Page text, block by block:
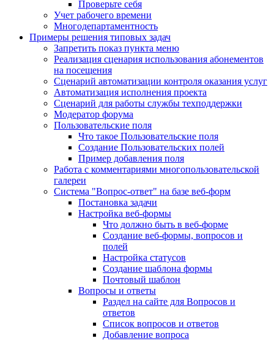
Проверьте себя
Учет рабочего времени
Многодепартаментность
Примеры решения типовых задач
Запретить показ пункта меню
Реализация сценария использования абонементов
на посещения
Сценарий автоматизации контроля оказания услуг
Автоматизация исполнения проекта
Сценарий для работы службы техподдержки
Модератор форума
Пользовательские поля
Что такое Пользовательские поля
Создание Пользовательских полей
Пример добавления поля
Работа с комментариями многопользовательской
галереи
Система "Вопрос-ответ" на базе веб-форм
Постановка задачи
Настройка веб-формы
Что должно быть в веб-форме
Создание веб-формы, вопросов и
полей
Настройка статусов
Создание шаблона формы
Почтовый шаблон
Вопросы и ответы
Раздел на сайте для Вопросов и
ответов
Список вопросов и ответов
Добавление вопроса